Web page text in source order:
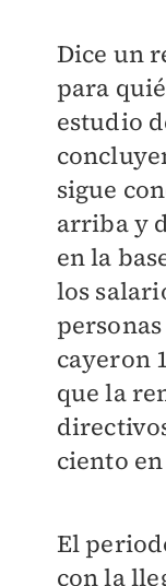
Dice un
para
estudio
sigue
arriba y
en la
los
cayeron
que la
ciento
El
con la